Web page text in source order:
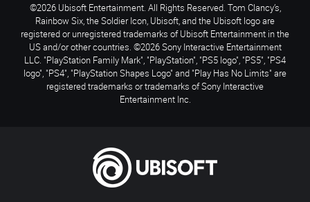
©2026 Ubisoft Entertainment. All Rights Reserved. Tom Clancy’s,
Rainbow Six, the Soldier Icon, Ubisoft, and the Ubisoft logo are
registered or unregistered trademarks of Ubisoft Entertainment in the
US and/or other countries. ©2026 Sony Interactive Entertainment
LLC. "PlayStation Family Mark", "PlayStation", "PS5 logo", "PS5", "PS4
logo", "PS4", "PlayStation Shapes Logo" and "Play Has No Limits" are
registered trademarks or trademarks of Sony Interactive
Entertainment Inc.